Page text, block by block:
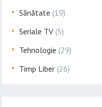
Sănătate (19)
Seriale TV (5)
Tehnologie (29)
Timp Liber (26)